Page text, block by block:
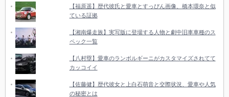
【福原遥】歴代彼氏と愛車とすっぴん画像、橋本環奈と似
ている証拠
【湘南爆走族】実写版に登場する人物と劇中旧車車種のス
ペック一覧
【八村塁】愛車のランボルギーニがカスタマイズされてて
カッコイイ
【佐藤健】歴代彼女と上白石萌音と交際状況、愛車や人気
の秘密とは